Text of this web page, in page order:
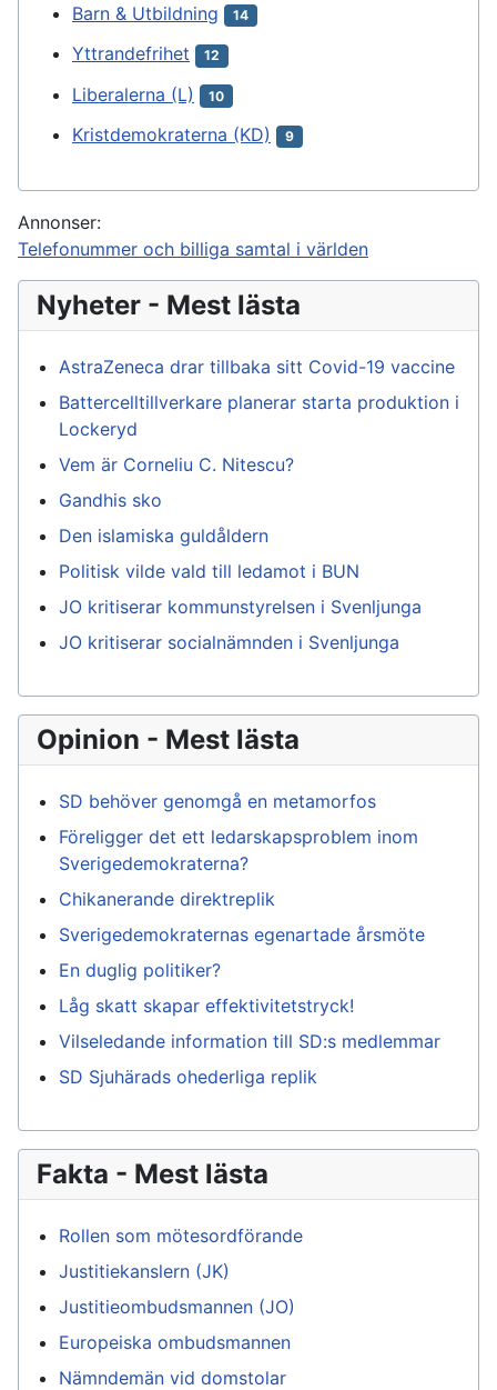
Barn & Utbildning 14
Yttrandefrihet 12
Liberalerna (L) 10
Kristdemokraterna (KD) 9
Annonser:
Telefonummer och billiga samtal i världen
Nyheter - Mest lästa
AstraZeneca drar tillbaka sitt Covid-19 vaccine
Battercelltillverkare planerar starta produktion i
Lockeryd
Vem är Corneliu C. Nitescu?
Gandhis sko
Den islamiska guldåldern
Politisk vilde vald till ledamot i BUN
JO kritiserar kommunstyrelsen i Svenljunga
JO kritiserar socialnämnden i Svenljunga
Opinion - Mest lästa
SD behöver genomgå en metamorfos
Föreligger det ett ledarskapsproblem inom
Sverigedemokraterna?
Chikanerande direktreplik
Sverigedemokraternas egenartade årsmöte
En duglig politiker?
Låg skatt skapar effektivitetstryck!
Vilseledande information till SD:s medlemmar
SD Sjuhärads ohederliga replik
Fakta - Mest lästa
Rollen som mötesordförande
Justitiekanslern (JK)
Justitieombudsmannen (JO)
Europeiska ombudsmannen
Nämndemän vid domstolar